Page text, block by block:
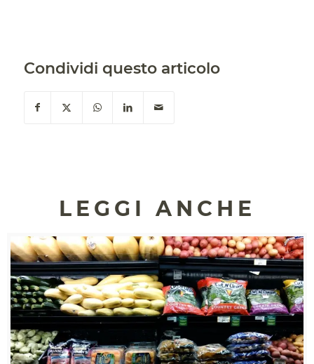
Condividi questo articolo
LEGGI ANCHE